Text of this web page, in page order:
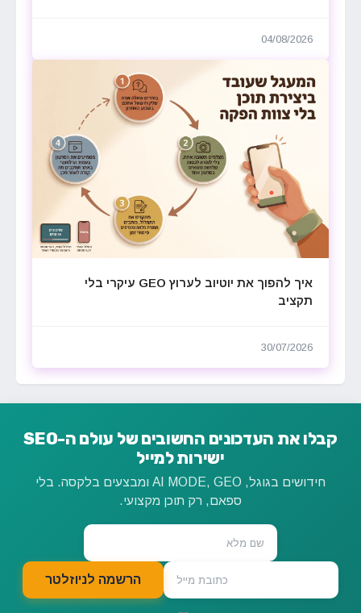
04/08/2026
איך להפוך את יוטיוב לערוץ GEO עיקרי בלי
תקציב
30/07/2026
קבלו את העדכונים החשובים של עולם ה-SEO
ישירות למייל
חידושים בגוגל, AI MODE, GEO ומבצעים בלקסה. בלי
ספאם, רק תוכן מקצועי.
הרשמה לניוזלטר